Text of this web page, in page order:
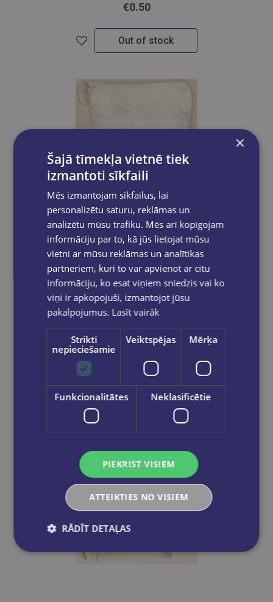
€0.50
Out of stock
Diploma papīrs A4 Papirus GNP
×
Šajā tīmekļa vietnē tiek
izmantoti sīkfaili
Mēs izmantojam sīkfailus, lai
personalizētu saturu, reklāmas un
analizētu mūsu trafiku. Mēs arī kopīgojam
informāciju par to, kā jūs lietojat mūsu
vietni ar mūsu reklāmas un analītikas
partneriem, kuri to var apvienot ar citu
informāciju, ko esat viņiem sniedzis vai ko
viņi ir apkopojuši, izmantojot jūsu
pakalpojumus. Lasīt vairāk
Strikti
nepieciešamie
Veiktspējas Mērķa
Funkcionalitātes Neklasificētie
PIEKRIST VISIEM
ATTEIKTIES NO VISIEM
RĀDĪT DETAĻAS